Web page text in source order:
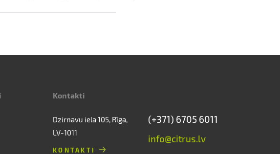
Kontakti
Dzirnavu iela 105, Rīga,
LV-1011
KONTAKTI
(+371) 6705 6011
info@citrus.lv